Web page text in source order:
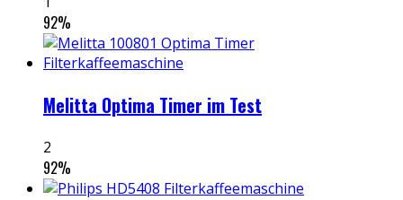
92%
Melitta Optima Timer im Test
2
92%